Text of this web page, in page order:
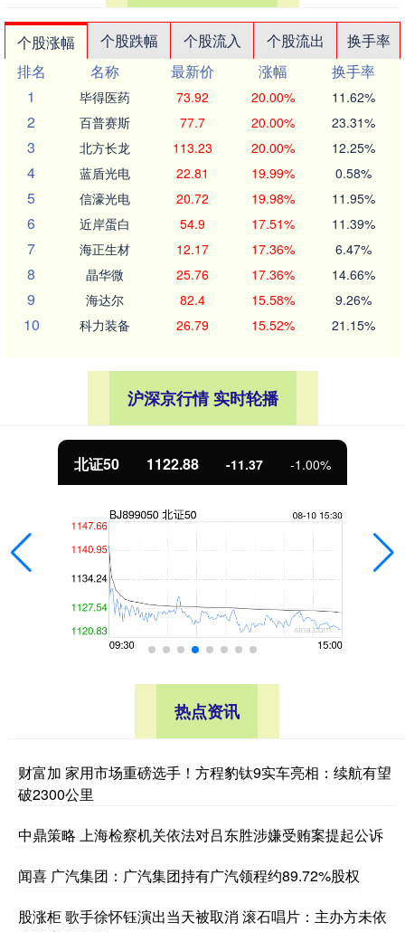
个股涨幅 个股跌幅 个股流入 个股流出
换手率
排名
名称 最新价 涨幅
换手率
1
毕得医药 73.92 20.00% 11.62%
2 百普赛斯 77.7 20.00% 23.31%
3 北方长龙 113.23 20.00% 12.25%
4 蓝盾光电 22.81 19.99% 0.58%
5 信濠光电 20.72 19.98% 11.95%
6 近岸蛋白 54.9 17.51% 11.39%
7 海正生材 12.17 17.36% 6.47%
8 晶华微 25.76 17.36% 14.66%
9 海达尔 82.4 15.58% 9.26%
10 科力装备 26.79 15.52% 21.15%
沪深京行情 实时轮播
北证50 1122.88 -11.37 -1.00%
热点资讯
财富加 家用市场重磅选手！方程豹钛9实车亮相：续航有望
破2300公里
中鼎策略 上海检察机关依法对吕东胜涉嫌受贿案提起公诉
闻喜 广汽集团：广汽集团持有广汽领程约89.72%股权
股涨柜 歌手徐怀钰演出当天被取消 滚石唱片：主办方未依